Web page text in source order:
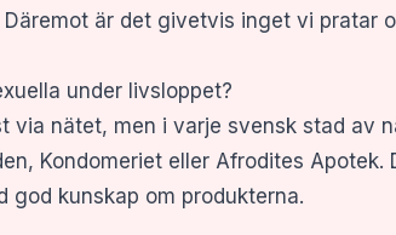
är det givetvis inget vi pratar
under livsloppet?
via nätet, men i varje svensk stad av
Kondomeriet eller Afrodites
god kunskap om produkterna.